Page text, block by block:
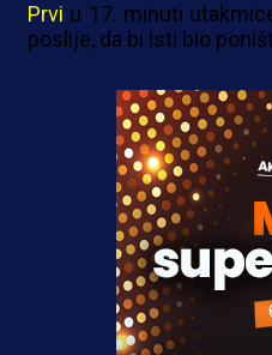
Prvi u 17. minuti
poslije, da bi isti bio